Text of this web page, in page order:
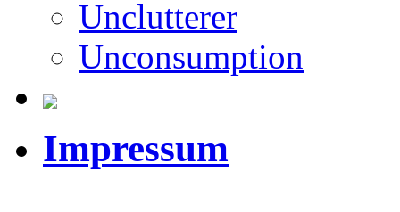
Unclutterer
Unconsumption
Impressum